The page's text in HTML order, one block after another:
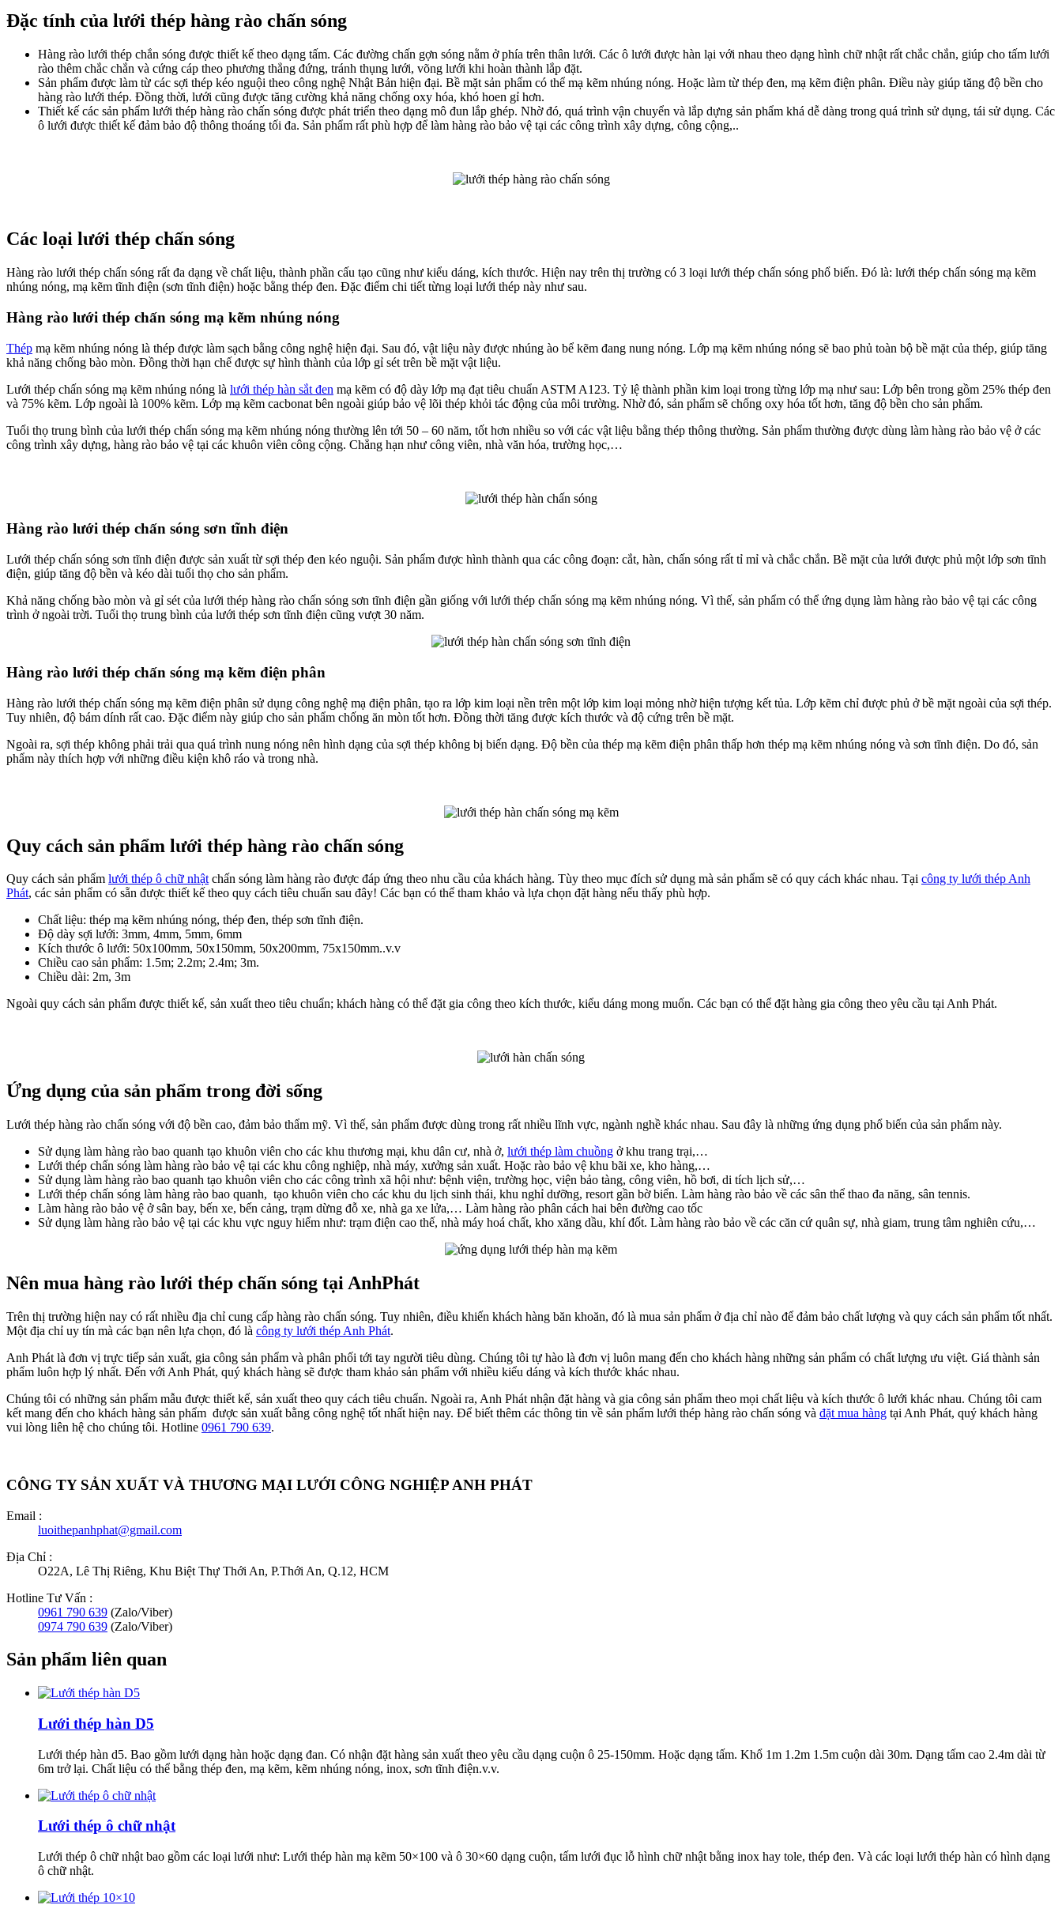
Đặc tính của lưới thép hàng rào chấn sóng
Hàng rào lưới thép chắn sóng được thiết kế theo dạng tấm. Các đường chấn gợn sóng nằm ở phía trên thân lưới. Các ô lưới được hàn lại với nhau theo dạng hình chữ nhật rất chắc chắn, giúp cho tấm lưới
rào thêm chắc chắn và cứng cáp theo phương thẳng đứng, tránh thụng lưới, võng lưới khi hoàn thành lắp đặt.
Sản phẩm được làm từ các sợi thép kéo nguội theo công nghệ Nhật Bản hiện đại. Bề mặt sản phẩm có thể mạ kẽm nhúng nóng. Hoặc làm từ thép đen, mạ kẽm điện phân. Điều này giúp tăng độ bền cho
hàng rào lưới thép. Đồng thời, lưới cũng được tăng cường khả năng chống oxy hóa, khó hoen gỉ hơn.
Thiết kế các sản phẩm lưới thép hàng rào chấn sóng được phát triển theo dạng mô đun lắp ghép. Nhờ đó, quá trình vận chuyển và lắp dựng sản phẩm khá dễ dàng trong quá trình sử dụng, tái sử dụng. Các
ô lưới được thiết kế đảm bảo độ thông thoáng tối đa. Sản phẩm rất phù hợp để làm hàng rào bảo vệ tại các công trình xây dựng, công cộng,..
Các loại lưới thép chấn sóng
Hàng rào lưới thép chấn sóng rất đa dạng về chất liệu, thành phần cấu tạo cũng như kiểu dáng, kích thước. Hiện nay trên thị trường có 3 loại lưới thép chấn sóng phổ biến. Đó là: lưới thép chấn sóng mạ kẽm
nhúng nóng, mạ kẽm tĩnh điện (sơn tĩnh điện) hoặc bằng thép đen. Đặc điểm chi tiết từng loại lưới thép này như sau.
Hàng rào lưới thép chấn sóng mạ kẽm nhúng nóng
Thép mạ kẽm nhúng nóng là thép được làm sạch bằng công nghệ hiện đại. Sau đó, vật liệu này được nhúng ào bể kẽm đang nung nóng. Lớp mạ kẽm nhúng nóng sẽ bao phủ toàn bộ bề mặt của thép, giúp tăng
khả năng chống bào mòn. Đồng thời hạn chế được sự hình thành của lớp gỉ sét trên bề mặt vật liệu.
Lưới thép chấn sóng mạ kẽm nhúng nóng là lưới thép hàn sắt đen mạ kẽm có độ dày lớp mạ đạt tiêu chuẩn ASTM A123. Tỷ lệ thành phần kim loại trong từng lớp mạ như sau: Lớp bên trong gồm 25% thép đen
và 75% kẽm. Lớp ngoài là 100% kẽm. Lớp mạ kẽm cacbonat bên ngoài giúp bảo vệ lõi thép khỏi tác động của môi trường. Nhờ đó, sản phẩm sẽ chống oxy hóa tốt hơn, tăng độ bền cho sản phẩm.
Tuổi thọ trung bình của lưới thép chấn sóng mạ kẽm nhúng nóng thường lên tới 50 – 60 năm, tốt hơn nhiều so với các vật liệu bằng thép thông thường. Sản phẩm thường được dùng làm hàng rào bảo vệ ở các
công trình xây dựng, hàng rào bảo vệ tại các khuôn viên công cộng. Chẳng hạn như công viên, nhà văn hóa, trường học,…
Hàng rào lưới thép chấn sóng sơn tĩnh điện
Lưới thép chấn sóng sơn tĩnh điện được sản xuất từ sợi thép đen kéo nguội. Sản phẩm được hình thành qua các công đoạn: cắt, hàn, chấn sóng rất tỉ mỉ và chắc chắn. Bề mặt của lưới được phủ một lớp sơn tĩnh
điện, giúp tăng độ bền và kéo dài tuổi thọ cho sản phẩm.
Khả năng chống bào mòn và gỉ sét của lưới thép hàng rào chấn sóng sơn tĩnh điện gần giống với lưới thép chấn sóng mạ kẽm nhúng nóng. Vì thế, sản phẩm có thể ứng dụng làm hàng rào bảo vệ tại các công
trình ở ngoài trời. Tuổi thọ trung bình của lưới thép sơn tĩnh điện cũng vượt 30 năm.
Hàng rào lưới thép chấn sóng mạ kẽm điện phân
Hàng rào lưới thép chấn sóng mạ kẽm điện phân sử dụng công nghệ mạ điện phân, tạo ra lớp kim loại nền trên một lớp kim loại mỏng nhờ hiện tượng kết tủa. Lớp kẽm chỉ được phủ ở bề mặt ngoài của sợi thép.
Tuy nhiên, độ bám dính rất cao. Đặc điểm này giúp cho sản phẩm chống ăn mòn tốt hơn. Đồng thời tăng được kích thước và độ cứng trên bề mặt.
Ngoài ra, sợi thép không phải trải qua quá trình nung nóng nên hình dạng của sợi thép không bị biến dạng. Độ bền của thép mạ kẽm điện phân thấp hơn thép mạ kẽm nhúng nóng và sơn tĩnh điện. Do đó, sản
phẩm này thích hợp với những điều kiện khô ráo và trong nhà.
Quy cách sản phẩm lưới thép hàng rào chấn sóng
Quy cách sản phẩm lưới thép ô chữ nhậtchấn sóng làm hàng rào được đáp ứng theo nhu cầu của khách hàng. Tùy theo mục đích sử dụng mà sản phẩm sẽ có quy cách khác nhau. Tại công ty lưới thép Anh
Phát, các sản phẩm có sẵn được thiết kế theo quy cách tiêu chuẩn sau đây! Các bạn có thể tham khảo và lựa chọn đặt hàng nếu thấy phù hợp.
Chất liệu: thép mạ kẽm nhúng nóng, thép đen, thép sơn tĩnh điện.
Độ dày sợi lưới: 3mm, 4mm, 5mm, 6mm
Kích thước ô lưới: 50x100mm, 50x150mm, 50x200mm, 75x150mm..v.v
Chiều cao sản phẩm: 1.5m; 2.2m; 2.4m; 3m.
Chiều dài: 2m, 3m
Ngoài quy cách sản phẩm được thiết kế, sản xuất theo tiêu chuẩn; khách hàng có thể đặt gia công theo kích thước, kiểu dáng mong muốn. Các bạn có thể đặt hàng gia công theo yêu cầu tại Anh Phát.
Ứng dụng của sản phẩm trong đời sống
Lưới thép hàng rào chấn sóng với độ bền cao, đảm bảo thẩm mỹ. Vì thế, sản phẩm được dùng trong rất nhiều lĩnh vực, ngành nghề khác nhau. Sau đây là những ứng dụng phổ biến của sản phẩm này.
Sử dụng làm hàng rào bao quanh tạo khuôn viên cho các khu thương mại, khu dân cư, nhà ở, lưới thép làm chuồng ở khu trang trại,…
Lưới thép chấn sóng làm hàng rào bảo vệ tại các khu công nghiệp, nhà máy, xưởng sản xuất. Hoặc rào bảo vệ khu bãi xe, kho hàng,…
Sử dụng làm hàng rào bao quanh tạo khuôn viên cho các công trình xã hội như: bệnh viện, trường học, viện bảo tàng, công viên, hồ bơi, di tích lịch sử,…
Lưới thép chấn sóng làm hàng rào bao quanh, tạo khuôn viên cho các khu du lịch sinh thái, khu nghỉ dưỡng, resort gần bờ biển. Làm hàng rào bảo về các sân thể thao đa năng, sân tennis.
Làm hàng rào bảo vệ ở sân bay, bến xe, bến cảng, trạm dừng đỗ xe, nhà ga xe lửa,… Làm hàng rào phân cách hai bên đường cao tốc
Sử dụng làm hàng rào bảo vệ tại các khu vực nguy hiểm như: trạm điện cao thế, nhà máy hoá chất, kho xăng dầu, khí đốt. Làm hàng rào bảo về các căn cứ quân sự, nhà giam, trung tâm nghiên cứu,…
Nên mua hàng rào lưới thép chấn sóng tại AnhPhát
Trên thị trường hiện nay có rất nhiều địa chỉ cung cấp hàng rào chấn sóng. Tuy nhiên, điều khiến khách hàng băn khoăn, đó là mua sản phẩm ở địa chỉ nào để đảm bảo chất lượng và quy cách sản phẩm tốt nhất.
Một địa chỉ uy tín mà các bạn nên lựa chọn, đó là công ty lưới thép Anh Phát.
Anh Phát là đơn vị trực tiếp sản xuất, gia công sản phẩm và phân phối tới tay người tiêu dùng. Chúng tôi tự hào là đơn vị luôn mang đến cho khách hàng những sản phẩm có chất lượng ưu việt. Giá thành sản
phẩm luôn hợp lý nhất. Đến với Anh Phát, quý khách hàng sẽ được tham khảo sản phẩm với nhiều kiểu dáng và kích thước khác nhau.
Chúng tôi có những sản phẩm mẫu được thiết kế, sản xuất theo quy cách tiêu chuẩn. Ngoài ra, Anh Phát nhận đặt hàng và gia công sản phẩm theo mọi chất liệu và kích thước ô lưới khác nhau. Chúng tôi cam
kết mang đến cho khách hàng sản phẩm được sản xuất bằng công nghệ tốt nhất hiện nay. Để biết thêm các thông tin về sản phẩm lưới thép hàng rào chấn sóng và đặt mua hàng tại Anh Phát, quý khách hàng
vui lòng liên hệ cho chúng tôi. Hotline 0961 790 639.
CÔNG TY SẢN XUẤT VÀ THƯƠNG MẠI LƯỚI CÔNG NGHIỆP ANH PHÁT
Email :
luoithepanhphat@gmail.com
Địa Chỉ :
O22A, Lê Thị Riêng, Khu Biệt Thự Thới An, P.Thới An, Q.12, HCM
Hotline Tư Vấn :
0961 790 639 (Zalo/Viber)
0974 790 639 (Zalo/Viber)
Sản phẩm liên quan
Lưới thép hàn D5
Lưới thép hàn d5. Bao gồm lưới dạng hàn hoặc dạng đan. Có nhận đặt hàng sản xuất theo yêu cầu dạng cuộn ô 25-150mm. Hoặc dạng tấm. Khổ 1m 1.2m 1.5m cuộn dài 30m. Dạng tấm cao 2.4m dài từ
6m trở lại. Chất liệu có thể bằng thép đen, mạ kẽm, kẽm nhúng nóng, inox, sơn tĩnh điện.v.v.
Lưới thép ô chữ nhật
Lưới thép ô chữ nhật bao gồm các loại lưới như: Lưới thép hàn mạ kẽm 50×100 và ô 30×60 dạng cuộn, tấm lưới đục lỗ hình chữ nhật bằng inox hay tole, thép đen. Và các loại lưới thép hàn có hình dạng
ô chữ nhật.